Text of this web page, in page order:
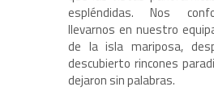
espléndidas. Nos
llevarnos en nuestro
de la isla mariposa,
descubierto rincones
dejaron sin palabras.